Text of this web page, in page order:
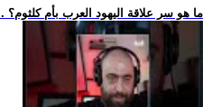
.. ما هو سر علاقة اليهود العرب بأم كلثوم؟